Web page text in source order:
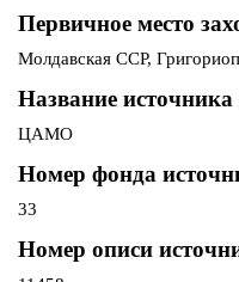
Первичное место
Молдавская ССР,
Название источника
ЦАМО
Номер фонда
33
Номер описи